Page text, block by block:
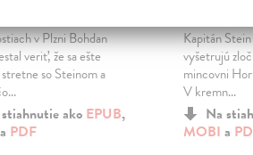
v Plzni Bohdan
veriť, že sa ešte
so Steinom a
ako EPUB,
a PDF
Kapitán
vyšetrujú
mincovni
V kremn...
Na
MOBI a